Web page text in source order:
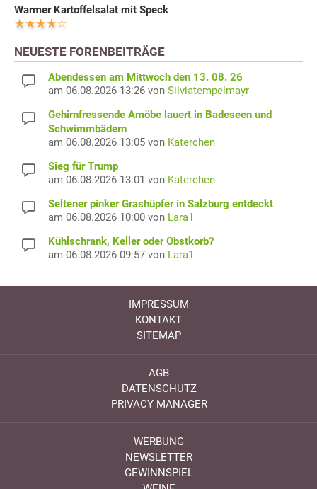
Warmer Kartoffelsalat mit Speck
NEUESTE FORENBEITRÄGE
Abendessen am Mittwoch den 13. 08. 26
am 06.08.2026 13:26 von Silviatempelmayr
Gehirnfressende Amöbe lauert in Badeseen und
Schwimmbädern
am 06.08.2026 13:05 von Katerchen
Sieg für Trump
am 06.08.2026 13:01 von Katerchen
Seltener pinker Grashüpfer in Salzburg entdeckt
am 06.08.2026 10:00 von Lara1
Kühlschrank, Keller oder Obstkorb?
am 06.08.2026 09:57 von Lara1
IMPRESSUM
KONTAKT
SITEMAP
AGB
DATENSCHUTZ
PRIVACY MANAGER
WERBUNG
NEWSLETTER
GEWINNSPIEL